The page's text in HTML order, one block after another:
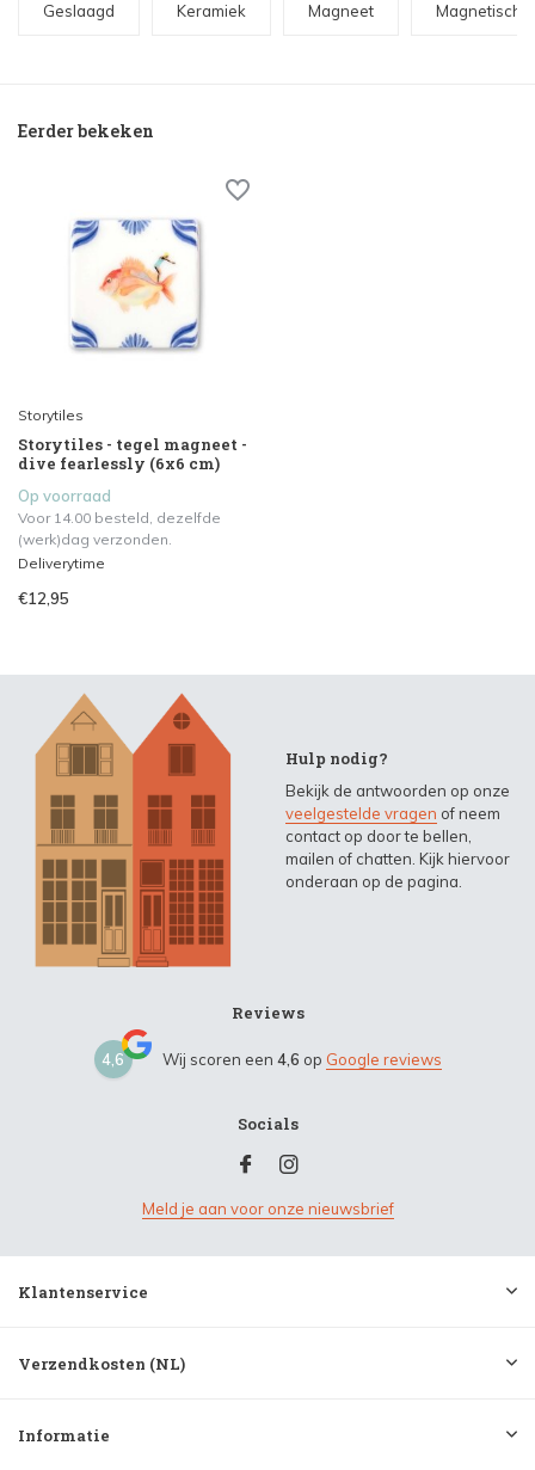
Geslaagd Keramiek Magneet Magnetisch
Eerder bekeken
Storytiles
Storytiles - tegel magneet -
dive fearlessly (6x6 cm)
Op voorraad
Voor 14.00 besteld, dezelfde
(werk)dag verzonden.
Deliverytime
€12,95
Hulp nodig?
Bekijk de antwoorden op onze
veelgestelde vragen of neem
contact op door te bellen,
mailen of chatten. Kijk hiervoor
onderaan op de pagina.
Reviews
4,6 Wij scoren een 4,6 op Google reviews
Socials
Meld je aan voor onze nieuwsbrief
Klantenservice
Verzendkosten (NL)
Informatie